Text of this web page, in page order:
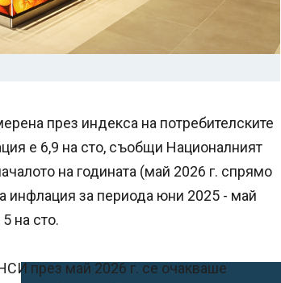
през индекса на потребителските
е 6,9 на сто, съобщи Националният
на годината (май 2026 г. спрямо
инфлация за периода юни 2025 - май
на сто.
през май 2026 г. се очакваше